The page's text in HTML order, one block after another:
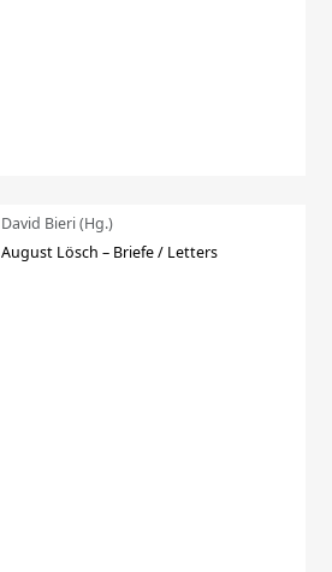
David Bieri (Hg.)
August Lösch – Briefe / Letters